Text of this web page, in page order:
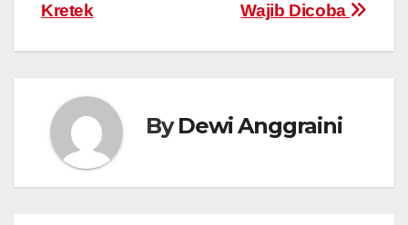
Wajib Dicoba
Kretek
ByDewi Anggraini